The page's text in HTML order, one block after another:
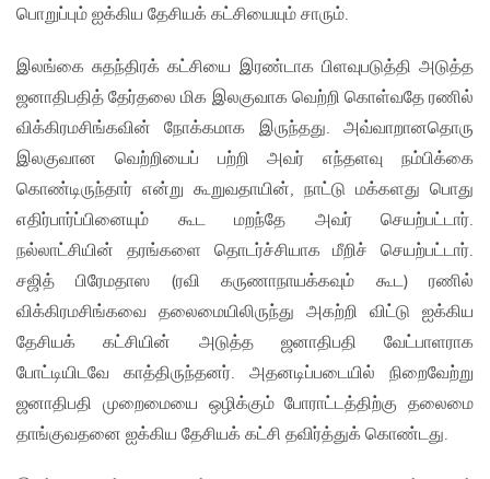
பொறுப்பும் ஐக்கிய தேசியக் கட்சியையும் சாரும்.
இலங்கை சுதந்திரக் கட்சியை இரண்டாக பிளவுபடுத்தி அடுத்த
ஜனாதிபதித் தேர்தலை மிக இலகுவாக வெற்றி கொள்வதே ரணில்
விக்கிரமசிங்கவின் நோக்கமாக இருந்தது. அவ்வாறானதொரு
இலகுவான வெற்றியைப் பற்றி அவர் எந்தளவு நம்பிக்கை
கொண்டிருந்தார் என்று கூறுவதாயின், நாட்டு மக்களது பொது
எதிர்பார்ப்பினையும் கூட மறந்தே அவர் செயற்பட்டார்.
நல்லாட்சியின் தரங்களை தொடர்ச்சியாக மீறிச் செயற்பட்டார்.
சஜித் பிரேமதாஸ (ரவி கருணாநாயக்கவும் கூட) ரணில்
விக்கிரமசிங்கவை தலைமையிலிருந்து அகற்றி விட்டு ஐக்கிய
தேசியக் கட்சியின் அடுத்த ஜனாதிபதி வேட்பாளராக
போட்டியிடவே காத்திருந்தனர். அதனடிப்படையில் நிறைவேற்று
ஜனாதிபதி முறைமையை ஒழிக்கும் போராட்டத்திற்கு தலைமை
தாங்குவதனை ஐக்கிய தேசியக் கட்சி தவிர்த்துக் கொண்டது.